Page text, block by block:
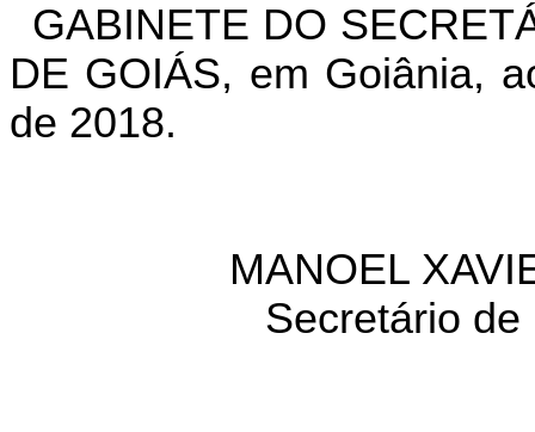
GABINETE DO
DE GOIÁS, em Goiânia,
de 2018.
MANOEL
Secretário